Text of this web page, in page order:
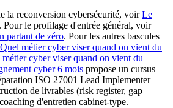
la reconversion cybersécurité, voirLe
Pour le profilage d'entrée général, voir
partant de zéro. Pour les autres bascules
Quel métier cyber viser quand on vient du
cyber viser quand on vient du
cyber 6 mois propose un cursus
ISO 27001 Lead Implementer
de livrables (risk register, gap
d'entretien cabinet-type.